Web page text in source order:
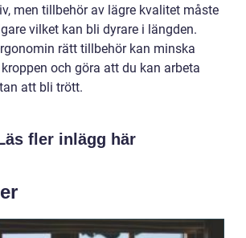
men tillbehör av lägre kvalitet måste
vilket kan bli dyrare i längden.
rätt tillbehör kan minska
och göra att du kan arbeta
att bli trött.
fler inlägg här